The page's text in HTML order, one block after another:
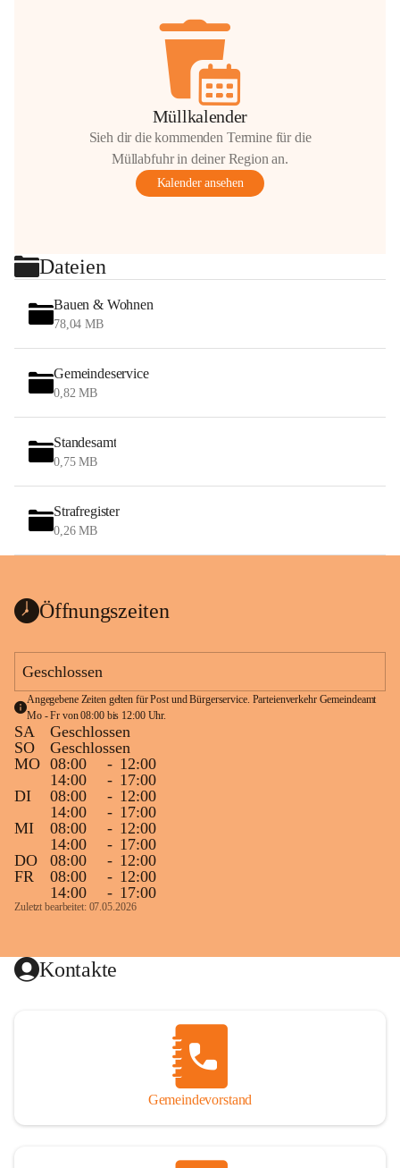
Müllkalender
Sieh dir die kommenden Termine für die
Müllabfuhr in deiner Region an.
Kalender ansehen
Dateien
Bauen & Wohnen
78,04 MB
Gemeindeservice
0,82 MB
Standesamt
0,75 MB
Strafregister
0,26 MB
Öffnungszeiten
Geschlossen
Angegebene Zeiten gelten für Post und Bürgerservice. Parteienverkehr Gemeindeamt
Mo - Fr von 08:00 bis 12:00 Uhr.
SA
Geschlossen
SO
Geschlossen
MO 08:00 - 12:00
14:00
- 17:00
DI
08:00 - 12:00
14:00
- 17:00
MI
08:00 - 12:00
14:00
- 17:00
DO
08:00 - 12:00
FR
08:00 - 12:00
14:00
- 17:00
Zuletzt bearbeitet: 07.05.2026
Kontakte
Gemeindevorstand